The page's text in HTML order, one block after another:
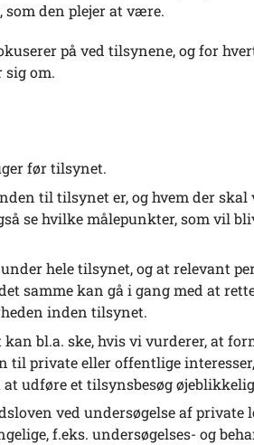
den plejer at være.
på ved tilsynene, og for
om.
før tilsynet.
til tilsynet er, og hvem der
se hvilke målepunkter, som vil
hele tilsynet, og at relevant
samme kan gå i gang med at
inden tilsynet.
bl.a. ske, hvis vi vurderer, at
til private eller offentlige
udføre et tilsynsbesøg
ved undersøgelse af private
f.eks. undersøgelses- og